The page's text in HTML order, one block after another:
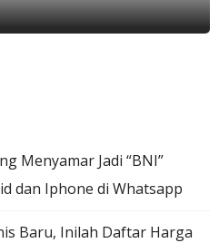
Menyamar Jadi “BNI”
dan Iphone di Whatsapp
Baru, Inilah Daftar Harga